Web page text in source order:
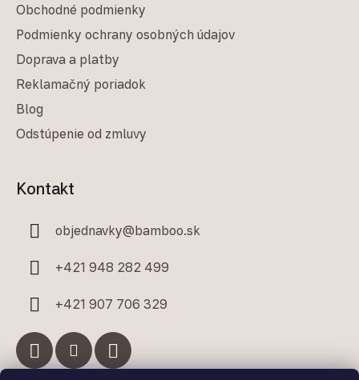
Obchodné podmienky
Podmienky ochrany osobných údajov
Doprava a platby
Reklamačný poriadok
Blog
Odstúpenie od zmluvy
Kontakt
objednavky@bamboo.sk
+421 948 282 499
+421 907 706 329